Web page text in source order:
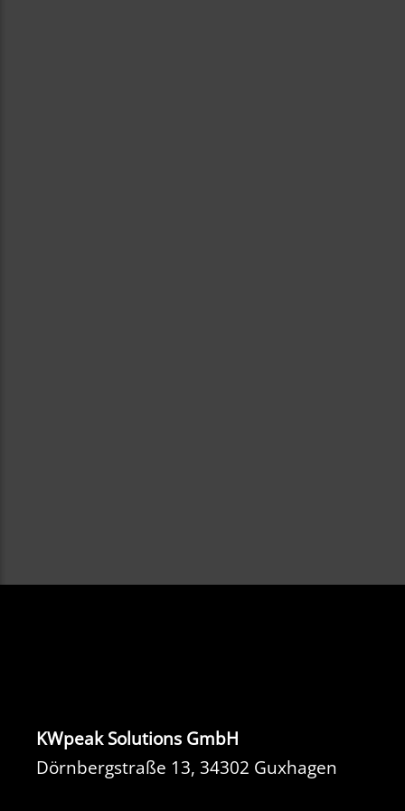
KWpeak Solutions GmbH
Dörnbergstraße 13, 34302 Guxhagen